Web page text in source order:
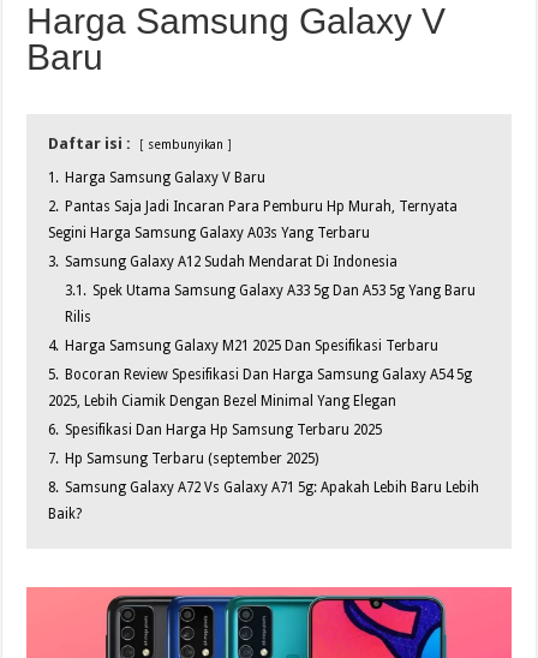
Harga Samsung Galaxy V
Baru
Daftar isi : sembunyikan
1. Harga Samsung Galaxy V Baru
2. Pantas Saja Jadi Incaran Para Pemburu Hp Murah, Ternyata
Segini Harga Samsung Galaxy A03s Yang Terbaru
3. Samsung Galaxy A12 Sudah Mendarat Di Indonesia
3.1. Spek Utama Samsung Galaxy A33 5g Dan A53 5g Yang Baru
Rilis
4. Harga Samsung Galaxy M21 2025 Dan Spesifikasi Terbaru
5. Bocoran Review Spesifikasi Dan Harga Samsung Galaxy A54 5g
2025, Lebih Ciamik Dengan Bezel Minimal Yang Elegan
6. Spesifikasi Dan Harga Hp Samsung Terbaru 2025
7. Hp Samsung Terbaru (september 2025)
8. Samsung Galaxy A72 Vs Galaxy A71 5g: Apakah Lebih Baru Lebih
Baik?